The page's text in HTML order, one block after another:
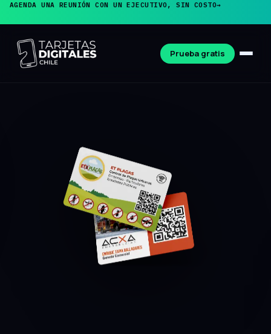
AGENDA UNA REUNIÓN CON UN EJECUTIVO, SIN COSTO→
Prueba gratis